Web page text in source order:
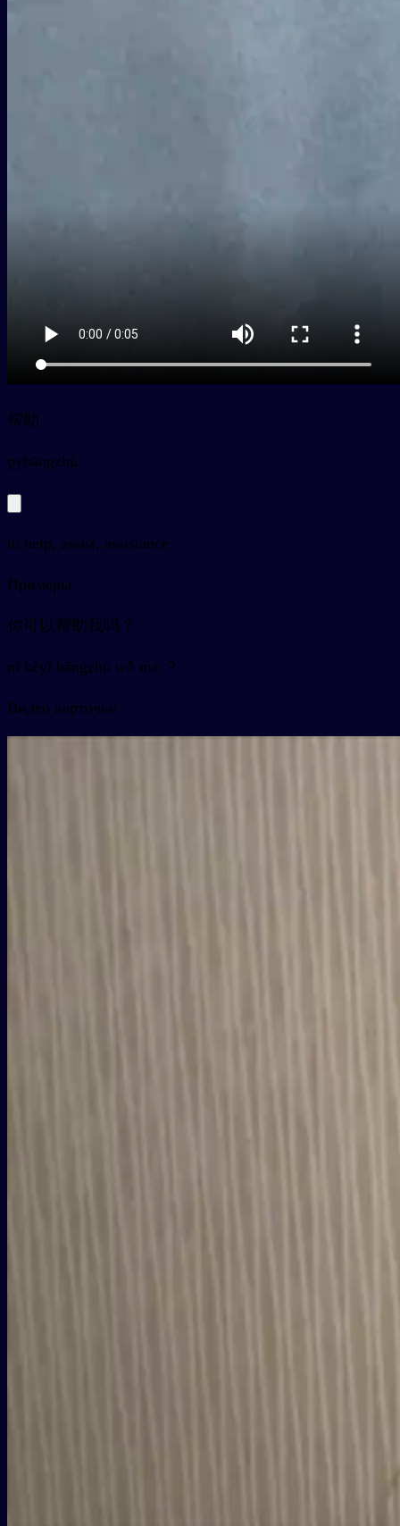
帮助
pybāngzhù
to help, assist, assistance
Примеры
你可以帮助我吗？
nǐ kěyǐ bāngzhù wǒ ma ？
Видео карточки